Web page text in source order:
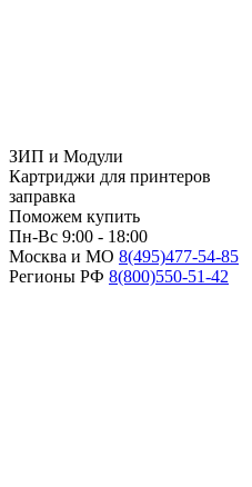
ЗИП и Модули
Картриджи для принтеров
заправка
Поможем купить
Пн-Вс 9:00 - 18:00
Москва и МО 8(495)477-54-85
Регионы РФ 8(800)550-51-42